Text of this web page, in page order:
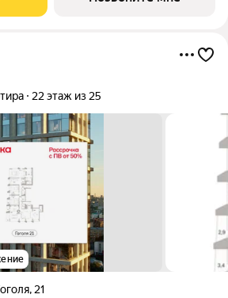
22 этаж из 25
, 21